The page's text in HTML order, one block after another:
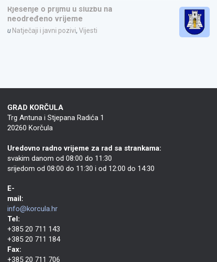
Rješenje o prijmu u službu na
neodređeno vrijeme
u Natječaji i javni pozivi, Vijesti
GRAD KORČULA
Trg Antuna i Stjepana Radića 1
20260 Korčula
Uredovno radno vrijeme za rad sa strankama:
svakim danom od 08:00 do 11:30
srijedom od 08:00 do 11:30 i od 12:00 do 14:30
E-
mail:
info@korcula.hr
Tel:
+385 20 711 143
+385 20 711 184
Fax:
+385 20 711 706